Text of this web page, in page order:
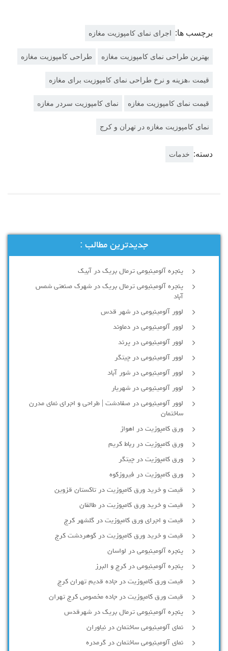
برچسب ها: اجرای نمای کامپوزیت مغازه
بهترین طراحی نمای کامپوزیت مغازه طراحی کامپوزیت مغازه
قیمت ،هزینه و نرخ طراحی نمای کامپوزیت برای مغازه
قیمت نمای کامپوزیت مغازه نمای کامپوزیت سردر مغازه
نمای کامپوزیت مغازه در تهران و کرج
دسته: خدمات
جدیدترین مطالب :
پنجره آلومینیومی ترمال بریک در آبیک
پنجره آلومینیومی ترمال بریک در شهرک صنعتی شمس
آباد
لوور آلومینیومی در شهر قدس
لوور آلومینیومی در دماوند
لوور آلومینیومی در پرند
لوور آلومینیومی در چیتگر
لوور آلومینیومی در شور آباد
لوور آلومينيومي در شهريار
لوور آلومینیومی در صفادشت | طراحی و اجرای نمای مدرن
ساختمان
ورق کامپوزیت در اهواز
ورق کامپوزیت در رباط کریم
ورق کامپوزیت در چیتگر
ورق کامپوزیت در فیروزکوه
قیمت و خرید ورق کامپوزیت در تاکستان قزوین
قیمت و خرید ورق کامپوزیت در طالقان
قیمت و اجرای ورق کامپوزیت در گلشهر کرج
قیمت و خرید ورق کامپوزیت در گوهردشت کرج
پنجره آلومینیومی در لواسان
پنجره آلومینیومی در کرج و البرز
قیمت ورق کامپوزیت در جاده قدیم تهران کرج
قیمت ورق کامپوزیت در جاده مخصوص کرج تهران
پنجره آلومینیومی ترمال بریک در شهرقدس
نمای آلومینیومی ساختمان در نیاوران
نمای آلومینیومی ساختمان در گرمدره